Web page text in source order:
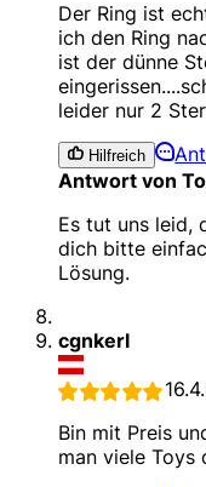
Der Ring ist
ich den Ring
ist der dünne
leider nur 2
Hilfreich
Antwort von
Es tut uns leid,
dich bitte
Lösung.
cgnkerl
Bin mit Preis
man viele Toys